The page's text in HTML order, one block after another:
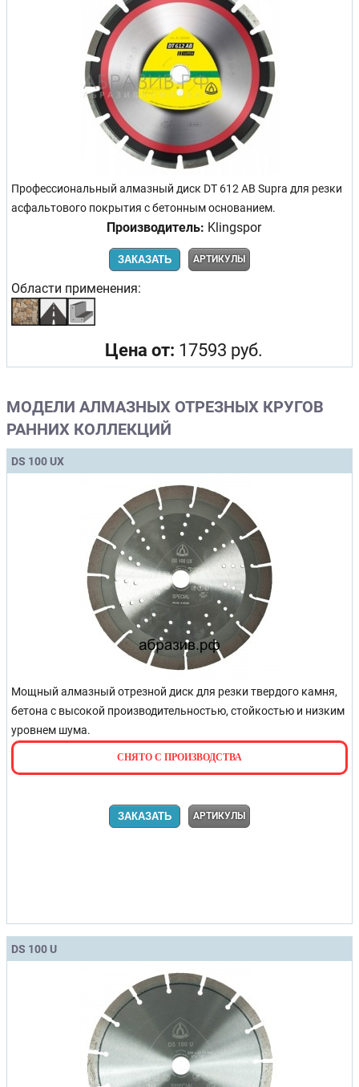
Профессиональный алмазный диск DT 612 AB Supra для резки
асфальтового покрытия с бетонным основанием.
Производитель: Klingspor
ЗАКАЗАТЬ АРТИКУЛЫ
Области применения:
Цена от: 17593 руб.
МОДЕЛИ АЛМАЗНЫХ ОТРЕЗНЫХ КРУГОВ
РАННИХ КОЛЛЕКЦИЙ
DS 100 UX
Мощный алмазный отрезной диск для резки твердого камня,
бетона с высокой производительностью, стойкостью и низким
уровнем шума.
СНЯТО С ПРОИЗВОДСТВА
ЗАКАЗАТЬ АРТИКУЛЫ
DS 100 U